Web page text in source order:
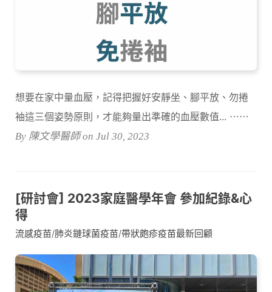
想要在家中量血壓，記得把握好安靜坐、腳平放、勿捲
袖這三個姿勢原則，才能夠量出準確的血壓數值... ⋯⋯
By 陳文學醫師 on Jul 30, 2023
[研討會] 2023家庭醫學年會 參加紀錄&心
得
流感疫苗/肺炎鏈球菌疫苗/帶狀皰疹疫苗最新回顧